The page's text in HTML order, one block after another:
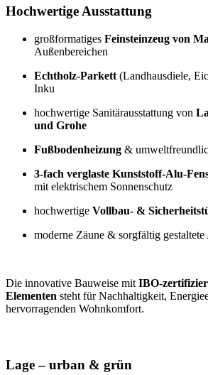
Hochwertige Ausstattung
großformatiges Feinsteinzeug von
Außenbereichen
Echtholz-Parkett (Landhausdiele,
Inku
hochwertige Sanitärausstattung von
und Grohe
Fußbodenheizung &
3-fach verglaste Kunststoff-Alu-
mit elektrischem Sonnenschutz
hochwertige Vollbau- &
moderne Zäune & sorgfältig gestaltete
Die innovative Bauweise mit IBO-
Elementen steht für Nachhaltigkeit,
hervorragenden Wohnkomfort.
Lage – urban & grün